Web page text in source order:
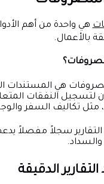
هي واحدة من أهم
بالأعمال.
هي المستندات
لتسجيل النفقات
مثل تكاليف السفر
سجلاً مفصلاً
الدقيقة